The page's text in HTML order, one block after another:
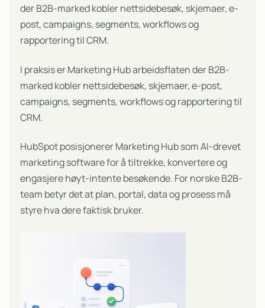
der B2B-marked kobler nettsidebesøk, skjemaer, e-
post, campaigns, segments, workflows og
rapportering til CRM.
I praksis er Marketing Hub arbeidsflaten der B2B-
marked kobler nettsidebesøk, skjemaer, e-post,
campaigns, segments, workflows og rapportering til
CRM.
HubSpot posisjonerer Marketing Hub som AI-drevet
marketing software for å tiltrekke, konvertere og
engasjere høyt-intente besøkende. For norske B2B-
team betyr det at plan, portal, data og prosess må
styre hva dere faktisk bruker.